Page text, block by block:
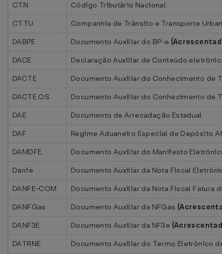
CTN
Código Tributário Nacional
CTTU
Companhia de Trânsito e Transporte
DABPE
Documento Auxiliar do BP-e
DACE
Declaração Auxiliar de Conteúdo
DACTE
Documento Auxiliar do Conhecimento de
DACTE OS
Documento Auxiliar do Conhecimento de
DAE
Documento de Arrecadação Estadual
DAF
Regime Aduaneiro Especial de Depósito
DAMDFE
Documento Auxiliar do Manifesto
Danfe
Documento Auxiliar da Nota Fiscal
DANFE-COM
Documento Auxiliar da Nota Fiscal
DANFGas
Documento Auxiliar da NFGas
DANF3E
Documento Auxiliar da NF3e
DATRNE
Documento Auxiliar do Termo Eletrônico